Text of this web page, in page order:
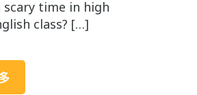
scary time in high
class? […]